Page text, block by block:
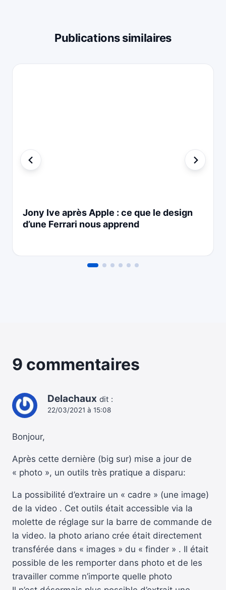
Publications similaires
Jony Ive après Apple : ce que le design
d’une Ferrari nous apprend
9 commentaires
Delachaux dit :
22/03/2021 à 15:08
Bonjour,
Après cette dernière (big sur) mise a jour de
« photo », un outils très pratique a disparu:
La possibilité d’extraire un « cadre » (une image)
de la video . Cet outils était accessible via la
molette de réglage sur la barre de commande de
la video. la photo ariano crée était directement
transférée dans « images » du « finder » . Il était
possible de les remporter dans photo et de les
travailler comme n’importe quelle photo